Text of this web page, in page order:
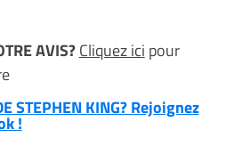
AVIS?Cliquez ici pour
STEPHEN KING? Rejoignez
!